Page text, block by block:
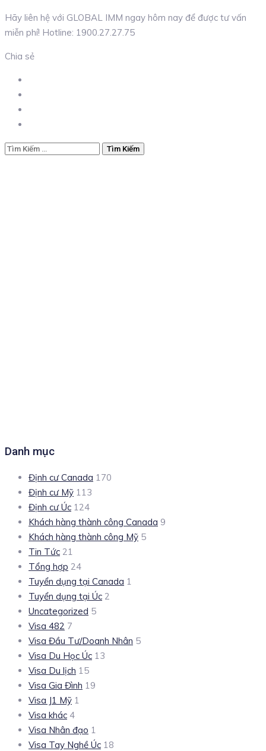
Hãy liên hệ với GLOBAL IMM ngay hôm nay để được tư vấn
miễn phí! Hotline: 1900.27.27.75
Chia sẻ
Tìm
Danh mục
Định cư Canada 170
Định cư Mỹ 113
Định cư Úc 124
Khách hàng thành công Canada 9
Khách hàng thành công Mỹ 5
Tin Tức 21
Tổng hợp 24
Tuyển dụng tại Canada 1
Tuyển dụng tại Úc 2
Uncategorized 5
Visa 482 7
Visa Đầu Tư/Doanh Nhân 5
Visa Du Học Úc 13
Visa Du lịch 15
Visa Gia Đình 19
Visa J1 Mỹ 1
Visa khác 4
Visa Nhân đạo 1
Visa Tay Nghề Úc 18